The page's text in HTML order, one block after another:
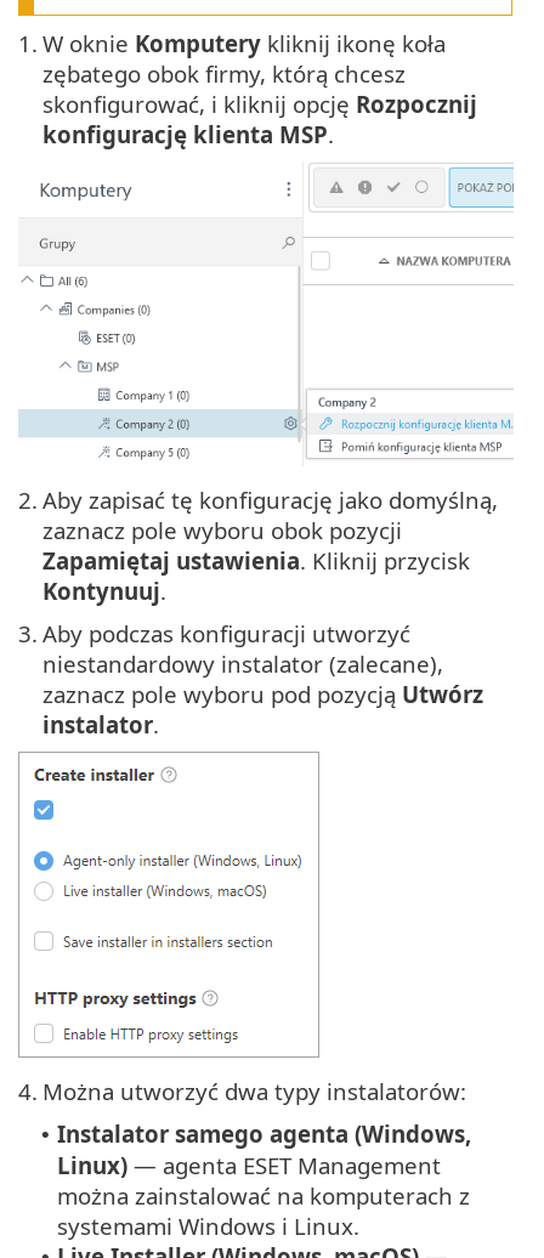
1. W oknie Komputery kliknij ikonę koła
zębatego obok firmy, którą chcesz
skonfigurować, i kliknij opcję Rozpocznij
konfigurację klienta MSP.
2. Aby zapisać tę konfigurację jako domyślną,
zaznacz pole wyboru obok pozycji
Zapamiętaj ustawienia. Kliknij przycisk
Kontynuuj.
3. Aby podczas konfiguracji utworzyć
niestandardowy instalator (zalecane),
zaznacz pole wyboru pod pozycją Utwórz
instalator.
4. Można utworzyć dwa typy instalatorów:
• Instalator samego agenta (Windows,
Linux) — agenta ESET Management
można zainstalować na komputerach z
systemami Windows i Linux.